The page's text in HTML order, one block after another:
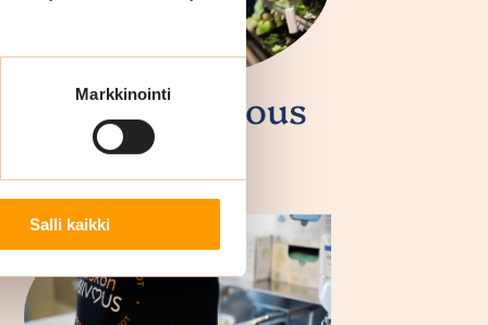
Markkinointi
Salli kaikki
Myymäläsiivous